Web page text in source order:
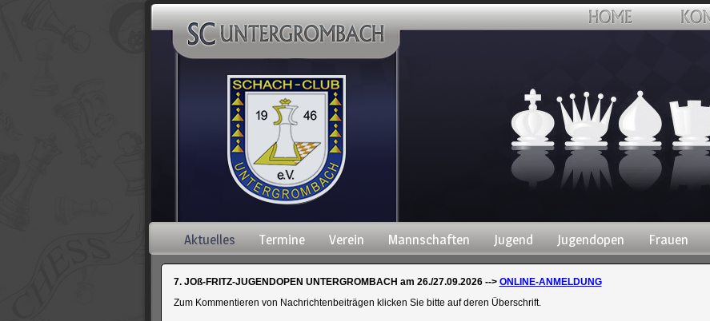
Navigation
überspringen
Aktuelles Termine Verein Mannschaften Jugend Jugendopen Frauen
7. JOß-FRITZ-JUGENDOPEN UNTERGROMBACH am 26./27.09.2026 --> ONLINE-ANMELDUNG
Zum Kommentieren von Nachrichtenbeiträgen klicken Sie bitte auf deren Überschrift.